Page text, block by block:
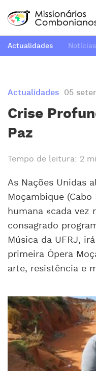
Actualidades
Actualidades 05
Crise
Paz
Tempo de leitura: 2
As Nações Unidas
Moçambique
humana «cada vez
consagrado
Música da UFRJ,
primeira Ópera
arte, resistência e